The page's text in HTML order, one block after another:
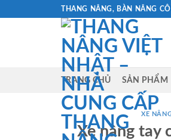
THANG NÂNG, BÀN NÂNG
TRANG CHỦ SẢN PHẨM
XE
Xe nâng tay